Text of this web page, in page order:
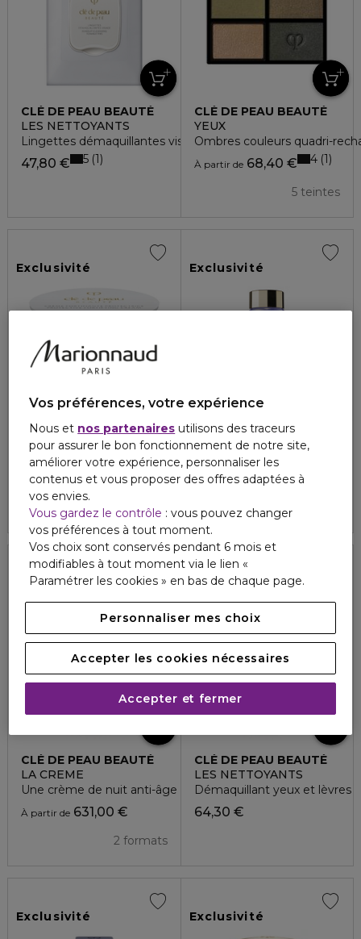
CLÉ DE PEAU BEAUTÉ
LES NETTOYANTS
Lingettes démaquillantes visage
47,80 € 5 1
CLÉ DE PEAU BEAUTÉ
YEUX
Ombres couleurs quadri-
À partir de68,40 €
5 teintes
4 1
Exclusivité
CLÉ DE PEAU BEAUTÉ
KEY RADIANCE CARE
Crème fortifiante protectrice - recharge
144,50 €
Exclusivité
CLÉ DE PEAU BEAUTÉ
SPECIALIST CARE
Soin correcteur essentiel
Exclusivité
CLÉ DE PEAU BEAUTÉ
LA CREME
Une crème de nuit anti-âge - recharge
À partir de 631,00 €
2 formats
Exclusivité
CLÉ DE PEAU BEAUTÉ
LES NETTOYANTS
Démaquillant yeux et lèvres
64,30 €
Exclusivité Exclusivité
Vos préférences, votre expérience
Nous et nos partenaires utilisons des traceurs
pour assurer le bon fonctionnement de notre site,
améliorer votre expérience, personnaliser les
contenus et vous proposer des offres adaptées à
vos envies.
Vous gardez le contrôle : vous pouvez changer
vos préférences à tout moment.
Vos choix sont conservés pendant 6 mois et
modifiables à tout moment via le lien «
Paramétrer les cookies » en bas de chaque page.
Personnaliser mes choix
Accepter les cookies nécessaires
Accepter et fermer